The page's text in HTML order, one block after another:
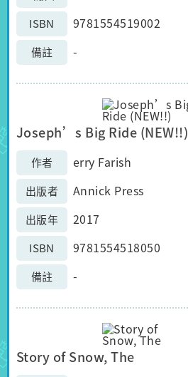
ISBN 9781554519002
備註 -
Joseph’s Big Ride (NEW!!)
作者 erry Farish
出版者 Annick Press
出版年 2017
ISBN 9781554518050
備註 -
Story of Snow, The